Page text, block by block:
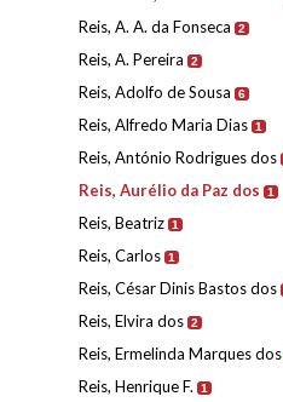
Reis, A. A. da Fonseca 2
Reis, A. Pereira 2
Reis, Adolfo de Sousa 6
Reis, Alfredo Maria Dias 1
Reis, António Rodrigues dos
Reis, Aurélio da Paz dos 1
Reis, Beatriz 1
Reis, Carlos 1
Reis, César Dinis Bastos dos
Reis, Elvira dos 2
Reis, Ermelinda Marques dos
Reis, Henrique F. 1